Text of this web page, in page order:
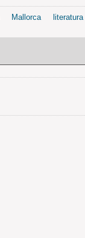
Mallorca literatura